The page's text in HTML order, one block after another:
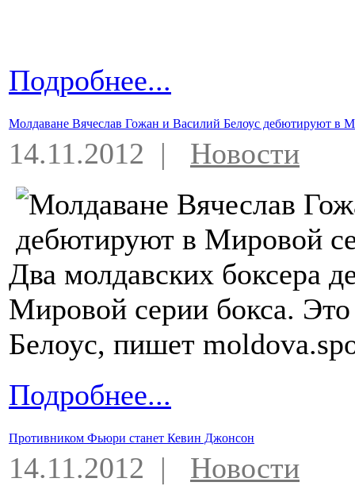
Подробнее...
Молдаване Вячеслав Гожан и Василий Белоус дебютируют в
14.11.2012 | Новости
Два молдавских боксера
Мировой серии бокса.
Белоус, пишет
Подробнее...
Противником Фьюри станет Кевин Джонсон
14.11.2012 | Новости